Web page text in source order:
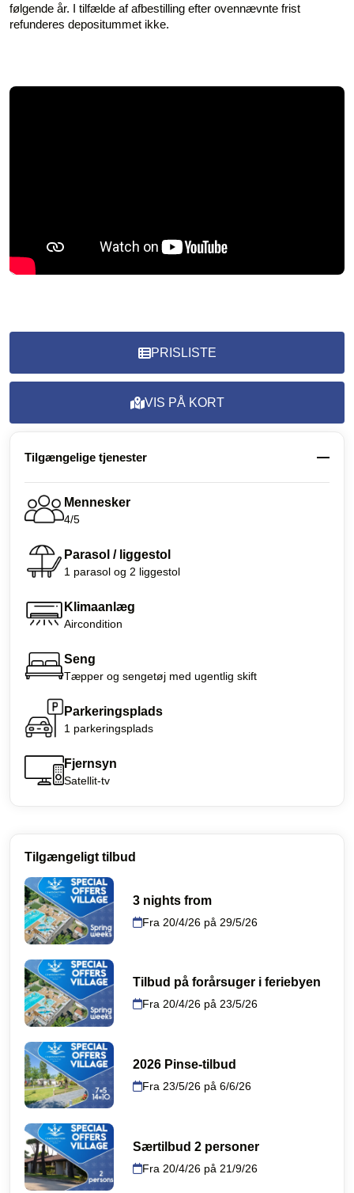
følgende år. I tilfælde af afbestilling efter ovennævnte frist
refunderes depositummet ikke.
PRISLISTE
VIS PÅ KORT
Tilgængelige tjenester
Mennesker
4/5
Parasol / liggestol
1 parasol og 2 liggestol
Klimaanlæg
Aircondition
Seng
Tæpper og sengetøj med ugentlig skift
Parkeringsplads
1 parkeringsplads
Fjernsyn
Satellit-tv
Tilgængeligt tilbud
3 nights from
Fra 20/4/26 på 29/5/26
Tilbud på forårsuger i feriebyen
Fra 20/4/26 på 23/5/26
2026 Pinse-tilbud
Fra 23/5/26 på 6/6/26
Særtilbud 2 personer
Fra 20/4/26 på 21/9/26